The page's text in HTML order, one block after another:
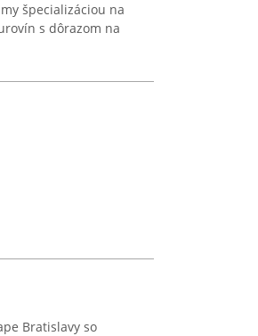
špecializáciou na
s dôrazom na
Bratislavy so